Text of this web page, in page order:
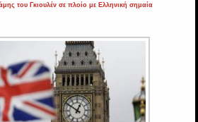
του Γκιουλέν σε πλοίο με Ελληνική σημαία